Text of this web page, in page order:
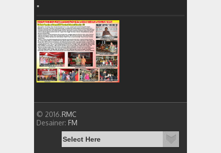
=
© 2016.RMC
Desainer: FM